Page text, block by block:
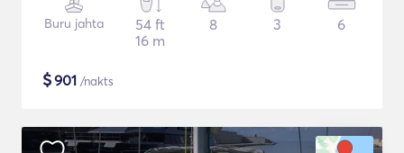
Buru jahta
54 ft
16 m
8 3 6
$901 /nakts